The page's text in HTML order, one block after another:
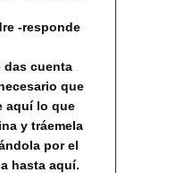
-responde
das cuenta
que
aquí lo que
y tráemela
por el
hasta aquí.